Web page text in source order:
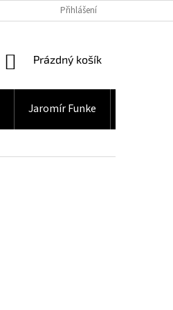
Přihlášení
NÁKUPNÍ
Prázdný košík
Jaromír Funke